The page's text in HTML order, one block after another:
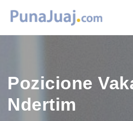
Pozicione
Ndertim